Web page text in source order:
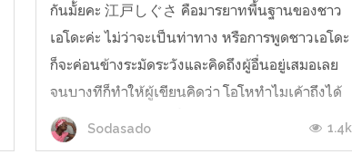
กันมั้ยคะ 江戸しぐさ คือมารยาทพื้นฐานของชาว
เอโดะค่ะ ไม่ว่าจะเป็นท่าทาง หรือการพูดชาวเอโดะ
ก็จะค่อนข้างระมัดระวังและคิดถึงผู้อื่นอยู่เสมอเลย
จนบางทีก็ทำให้ผู้เขียนคิดว่า โอโหทำไมเค้าถึงได้
คิดถึงคนอื่นได้ขนาดนี้นะอยากรู้มั้ยคะว่าชาวเอโดะ
มารยาทดีขนาดไหน มาลองอ่านกันได้เ...
Sodasado 1.4k